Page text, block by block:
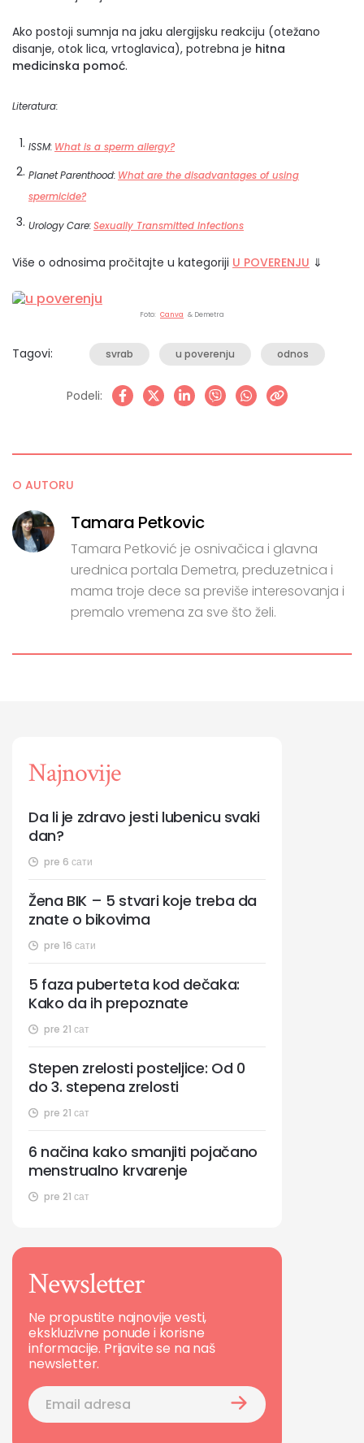
Ako postoji sumnja na jaku alergijsku reakciju (otežano
disanje, otok lica, vrtoglavica), potrebna je hitna
medicinska pomoć.
Literatura:
ISSM: What is a sperm allergy?
Planet Parenthood: What are the disadvantages of using
spermicide?
Urology Care:Sexually Transmitted Infections
Više o odnosima pročitajte u kategoriji U POVERENJU ⇓
Foto: Canva & Demetra
Tagovi: svrab u poverenju odnos
Podeli:
O AUTORU
Tamara Petkovic
Tamara Petković je osnivačica i glavna
urednica portala Demetra, preduzetnica i
mama troje dece sa previše interesovanja i
premalo vremena za sve što želi.
Najnovije
pre 6 сати
Da li je zdravo jesti lubenicu svaki
dan?
pre 16 сати
Žena BIK – 5 stvari koje treba da
znate o bikovima
pre 21 сат
5 faza puberteta kod dečaka:
Kako da ih prepoznate
pre 21 сат
Stepen zrelosti posteljice: Od 0
do 3. stepena zrelosti
pre 21 сат
6 načina kako smanjiti pojačano
menstrualno krvarenje
Newsletter
Ne propustite najnovije vesti,
ekskluzivne ponude i korisne
informacije. Prijavite se na naš
newsletter.